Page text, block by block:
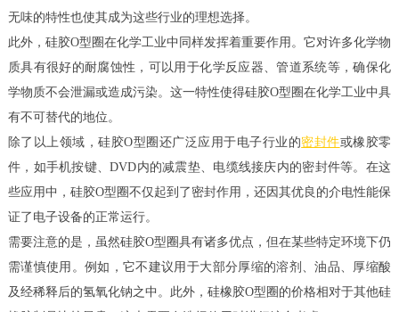
无味的特性也使其成为这些行业的理想选择。
此外，硅胶O型圈在化学工业中同样发挥着重要作用。它对许多化学物
质具有很好的耐腐蚀性，可以用于化学反应器、管道系统等，确保化
学物质不会泄漏或造成污染。这一特性使得硅胶O型圈在化学工业中具
有不可替代的地位。
除了以上领域，硅胶O型圈还广泛应用于电子行业的密封件或橡胶零
件，如手机按键、DVD内的减震垫、电缆线接庆内的密封件等。在这
些应用中，硅胶O型圈不仅起到了密封作用，还因其优良的介电性能保
证了电子设备的正常运行。
需要注意的是，虽然硅胶O型圈具有诸多优点，但在某些特定环境下仍
需谨慎使用。例如，它不建议用于大部分厚缩的溶剂、油品、厚缩酸
及经稀释后的氢氧化钠之中。此外，硅橡胶O型圈的价格相对于其他硅